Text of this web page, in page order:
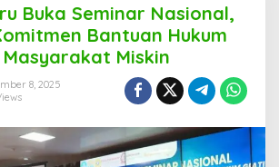
r
m
a
n
D
u
Buka Seminar Nasional,
Bantuan Hukum
Miskin
8, 2025